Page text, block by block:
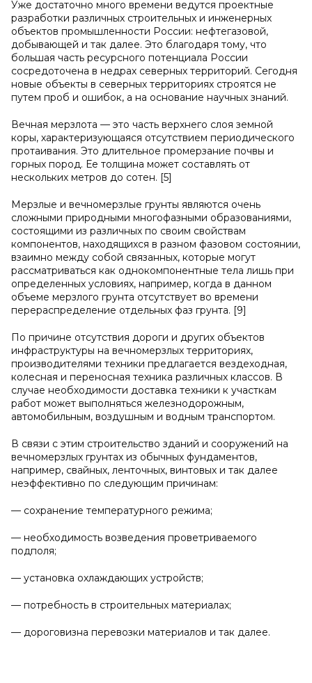
Уже достаточно много времени ведутся проектные
разработки различных строительных и инженерных
объектов промышленности России: нефтегазовой,
добывающей и так далее. Это благодаря тому, что
большая часть ресурсного потенциала России
сосредоточена в недрах северных территорий. Сегодня
новые объекты в северных территориях строятся не
путем проб и ошибок, а на основание научных знаний.
Вечная мерзлота — это часть верхнего слоя земной
коры, характеризующаяся отсутствием периодического
протаивания. Это длительное промерзание почвы и
горных пород. Ее толщина может составлять от
нескольких метров до сотен. [5]
Мерзлые и вечномерзлые грунты являются очень
сложными природными многофазными образованиями,
состоящими из различных по своим свойствам
компонентов, находящихся в разном фазовом состоянии,
взаимно между собой связанных, которые могут
рассматриваться как однокомпонентные тела лишь при
определенных условиях, например, когда в данном
объеме мерзлого грунта отсутствует во времени
перераспределение отдельных фаз грунта. [9]
По причине отсутствия дороги и других объектов
инфраструктуры на вечномерзлых территориях,
производителями техники предлагается вездеходная,
колесная и переносная техника различных классов. В
случае необходимости доставка техники к участкам
работ может выполняться железнодорожным,
автомобильным, воздушным и водным транспортом.
В связи с этим строительство зданий и сооружений на
вечномерзлых грунтах из обычных фундаментов,
например, свайных, ленточных, винтовых и так далее
неэффективно по следующим причинам:
— сохранение температурного режима;
— необходимость возведения проветриваемого
подполя;
— установка охлаждающих устройств;
— потребность в строительных материалах;
— дороговизна перевозки материалов и так далее.